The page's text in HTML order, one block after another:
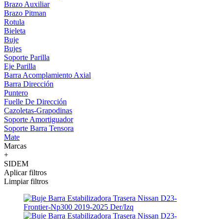
Brazo Auxiliar
Brazo Pitman
Rotula
Bieleta
Buje
Bujes
Soporte Parilla
Eje Parilla
Barra Acomplamiento Axial
Barra Dirección
Puntero
Fuelle De Dirección
Cazoletas-Grapodinas
Soporte Amortiguador
Soporte Barra Tensora
Mate
Marcas
+
SIDEM
Aplicar filtros
Limpiar filtros